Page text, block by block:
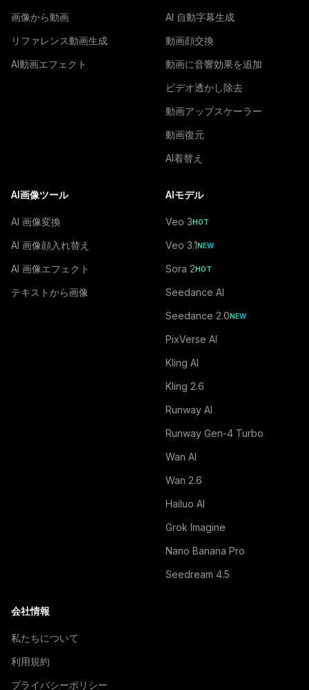
画像から動画
リファレンス動画生成
AI動画エフェクト
AI 自動字幕生成
動画顔交換
動画に音響効果を追加
ビデオ透かし除去
動画アップスケーラー
動画復元
AI着替え
AI画像ツール
AI 画像変換
AI 画像顔入れ替え
AI 画像エフェクト
テキストから画像
AIモデル
Veo 3HOT
Veo 3.1NEW
Sora 2HOT
Seedance AI
Seedance 2.0NEW
PixVerse AI
Kling AI
Kling 2.6
Runway AI
Runway Gen-4 Turbo
Wan AI
Wan 2.6
Hailuo AI
Grok Imagine
Nano Banana Pro
Seedream 4.5
会社情報
私たちについて
利用規約
プライバシーポリシー